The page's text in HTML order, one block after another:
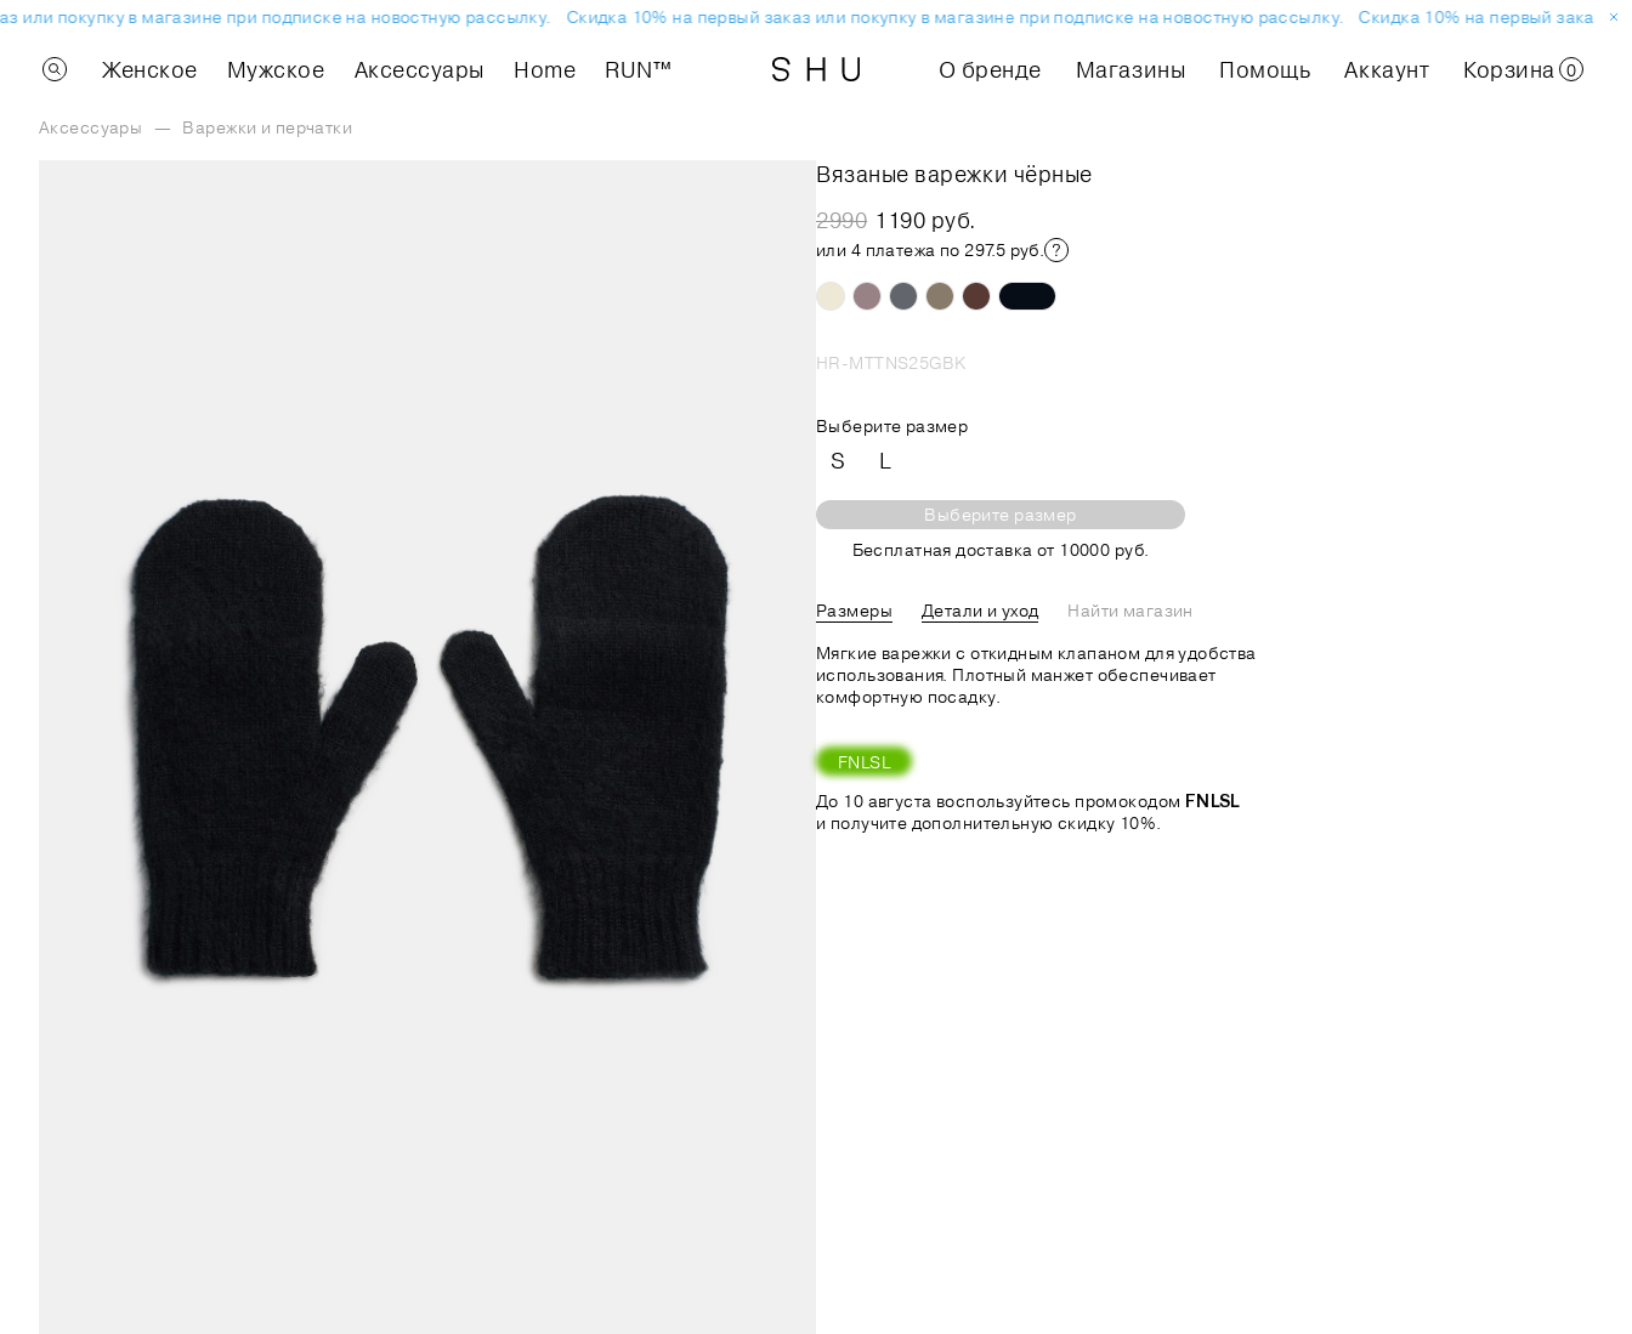
покупку в магазине при подписке на новостную рассылку. Скидка 10% на первый заказ или покупку в магазине при подписке на новостную рассылку. Скидка 10% на первый заказ
Женское Мужское Аксессуары Home RUN™ О бренде Магазины Помощь Аккаунт Корзина 0
Аксессуары — Варежки и перчатки
Вязаные варежки чёрные
2990 1190 руб.
или 4 платежа по 297.5 руб.
HR-MTTNS25GBK
Выберите размер
S L
Выберите размер
Бесплатная доставка от 10000 руб.
Размеры Детали и уход
Найти магазин
Мягкие варежки с откидным клапаном для удобства
использования. Плотный манжет обеспечивает
комфортную посадку.
FNLSL
До 10 августа воспользуйтесь промокодом FNLSL
и получите дополнительную скидку 10%.